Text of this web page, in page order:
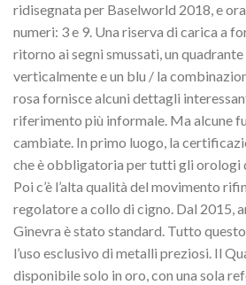
ridisegnata per Baselworld 2018, e
numeri: 3 e 9. Una riserva di carica a
ritorno ai segni smussati, un
verticalmente e un blu / la
rosa fornisce alcuni dettagli
riferimento più informale. Ma alcune
cambiate. In primo luogo, la
che è obbligatoria per tutti gli orologi
Poi c’è l’alta qualità del movimento
regolatore a collo di cigno. Dal 2015,
Ginevra è stato standard. Tutto
l’uso esclusivo di metalli preziosi. Il
disponibile solo in oro, con una sola